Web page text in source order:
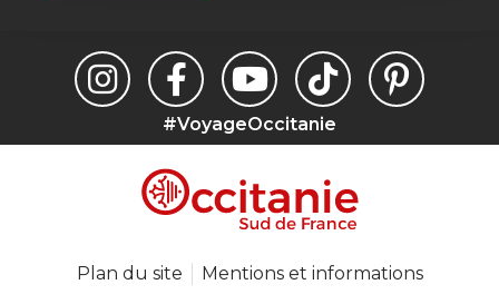
#VoyageOccitanie
Plan du site Mentions et informations